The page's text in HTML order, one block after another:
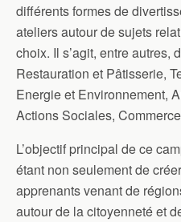
différents formes de
ateliers autour de sujets
choix. Il s’agit, entre autres,
Restauration et Pâtisserie,
Energie et Environnement,
Actions Sociales,
L’objectif principal de ce
étant non seulement de
apprenants venant de
autour de la citoyenneté et